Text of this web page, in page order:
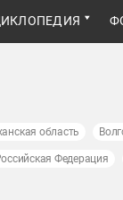
область
Федерация